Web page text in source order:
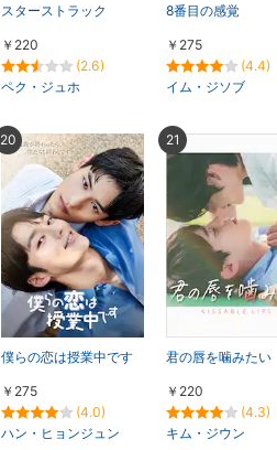
スターストラック
￥220
(2.6)
ペク・ジュホ
8番目の感覚
￥275
(4.4)
イム・ジソブ
僕らの恋は授業中です
￥275
(4.0)
ハン・ヒョンジュン
20
君の唇を噛みたい
￥220
(4.3)
キム・ジウン
21